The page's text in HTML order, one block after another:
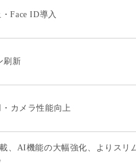
Face ID導入
刷新
カメラ性能向上
、AI機能の大幅強化、よりスリ